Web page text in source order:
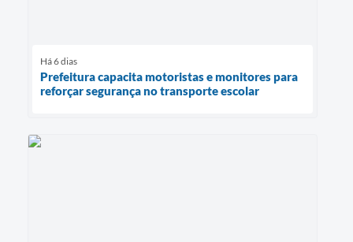
Há 6 dias
Prefeitura capacita motoristas e monitores para
reforçar segurança no transporte escolar